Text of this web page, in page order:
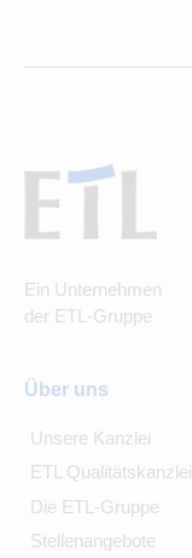
Ein Unternehmen
der ETL-Gruppe
Über uns
Unsere Kanzlei
ETL Qualitätskanzlei
Die ETL-Gruppe
Stellenangebote